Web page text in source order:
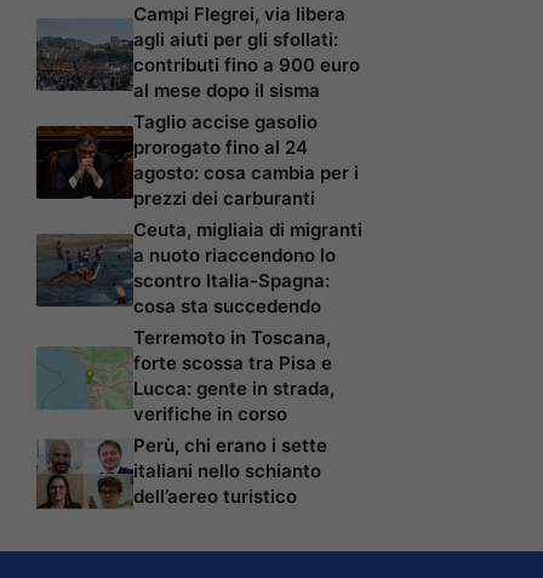
Campi Flegrei, via libera
agli aiuti per gli sfollati:
contributi fino a 900 euro
al mese dopo il sisma
Taglio accise gasolio
prorogato fino al 24
agosto: cosa cambia per i
prezzi dei carburanti
Ceuta, migliaia di migranti
a nuoto riaccendono lo
scontro Italia-Spagna:
cosa sta succedendo
Terremoto in Toscana,
forte scossa tra Pisa e
Lucca: gente in strada,
verifiche in corso
Perù, chi erano i sette
italiani nello schianto
dell’aereo turistico